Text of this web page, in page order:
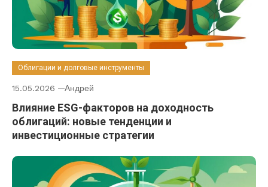
Облигации и долговые инструменты
15.05.2026 Андрей
Влияние ESG-факторов на доходность
облигаций: новые тенденции и
инвестиционные стратегии